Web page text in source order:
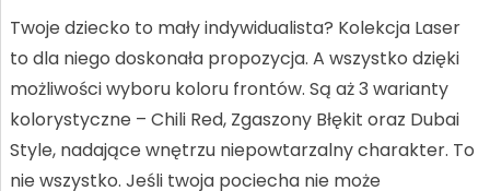
Twoje dziecko to mały indywidualista? Kolekcja Laser
to dla niego doskonała propozycja. A wszystko dzięki
możliwości wyboru koloru frontów. Są aż 3 warianty
kolorystyczne – Chili Red, Zgaszony Błękit oraz Dubai
Style, nadające wnętrzu niepowtarzalny charakter. To
nie wszystko. Jeśli twoja pociecha nie może